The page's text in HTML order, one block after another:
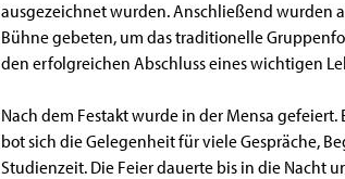
ausgezeichnet wurden. Anschließend wurden
Bühne gebeten, um das traditionelle
den erfolgreichen Abschluss eines wichtigen
Nach dem Festakt wurde in der Mensa
bot sich die Gelegenheit für viele Gespräche,
Studienzeit. Die Feier dauerte bis in die Nacht